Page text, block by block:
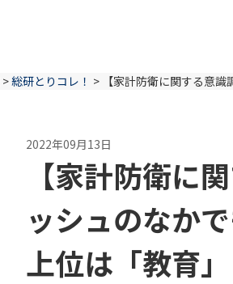
>総研とりコレ！ > 【家計防衛に関する意
2022年09月13日
【家計防衛に
ッシュのなか
上位は「教育